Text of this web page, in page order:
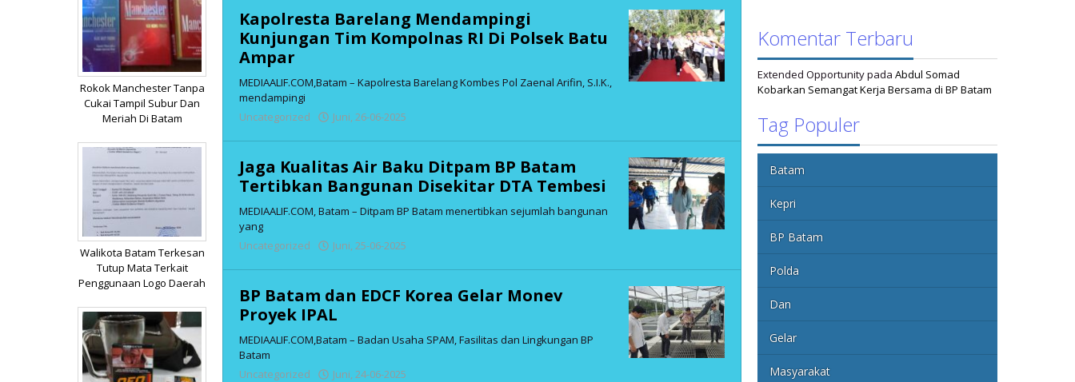
Rokok Manchester Tanpa
Cukai Tampil Subur Dan
Meriah Di Batam
Walikota Batam Terkesan
Tutup Mata Terkait
Penggunaan Logo Daerah
Kapolresta Barelang Mendampingi
Kunjungan Tim Kompolnas RI Di Polsek Batu
Ampar
MEDIAALIF.COM,Batam – Kapolresta Barelang Kombes Pol Zaenal Arifin, S.I.K.,
mendampingi
Uncategorized
Juni, 26-06-2025
Jaga Kualitas Air Baku Ditpam BP Batam
Tertibkan Bangunan Disekitar DTA Tembesi
MEDIAALIF.COM, Batam – Ditpam BP Batam menertibkan sejumlah bangunan
yang
Uncategorized
Juni, 25-06-2025
BP Batam dan EDCF Korea Gelar Monev
Proyek IPAL
MEDIAALIF.COM,Batam – Badan Usaha SPAM, Fasilitas dan Lingkungan BP
Batam
Uncategorized
Juni, 24-06-2025
Komentar Terbaru
Extended OpportunitypadaAbdul Somad
Kobarkan Semangat Kerja Bersama di BP Batam
Tag Populer
Batam
Kepri
BP Batam
Polda
Dan
Gelar
Masyarakat